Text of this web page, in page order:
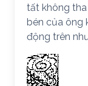
tất không
bén của ông
động trên